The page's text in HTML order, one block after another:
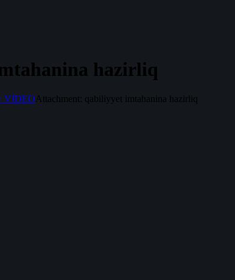
hazirliq
VİDEOAttachment: qabiliyyet imtahanina hazirliq